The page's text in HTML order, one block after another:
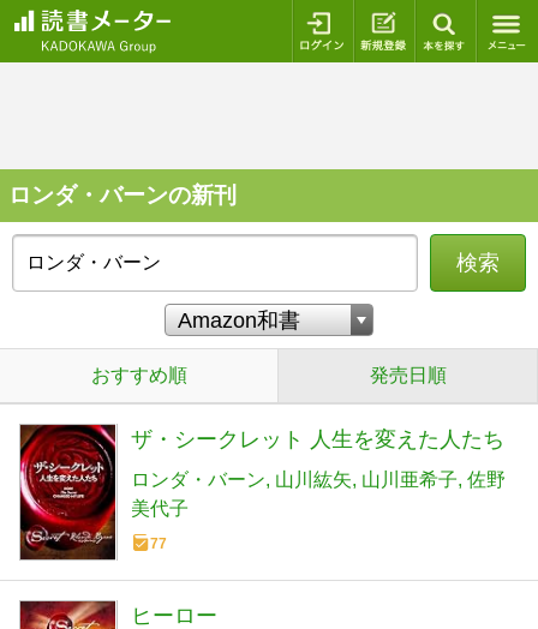
ログイン 新規登録
ロンダ・バーンの新刊
検索
おすすめ順 発売日順
ザ・シークレット 人生を変えた人たち
ロンダ・バーン 山川紘矢 山川亜希子 佐野
美代子
77
ヒーロー